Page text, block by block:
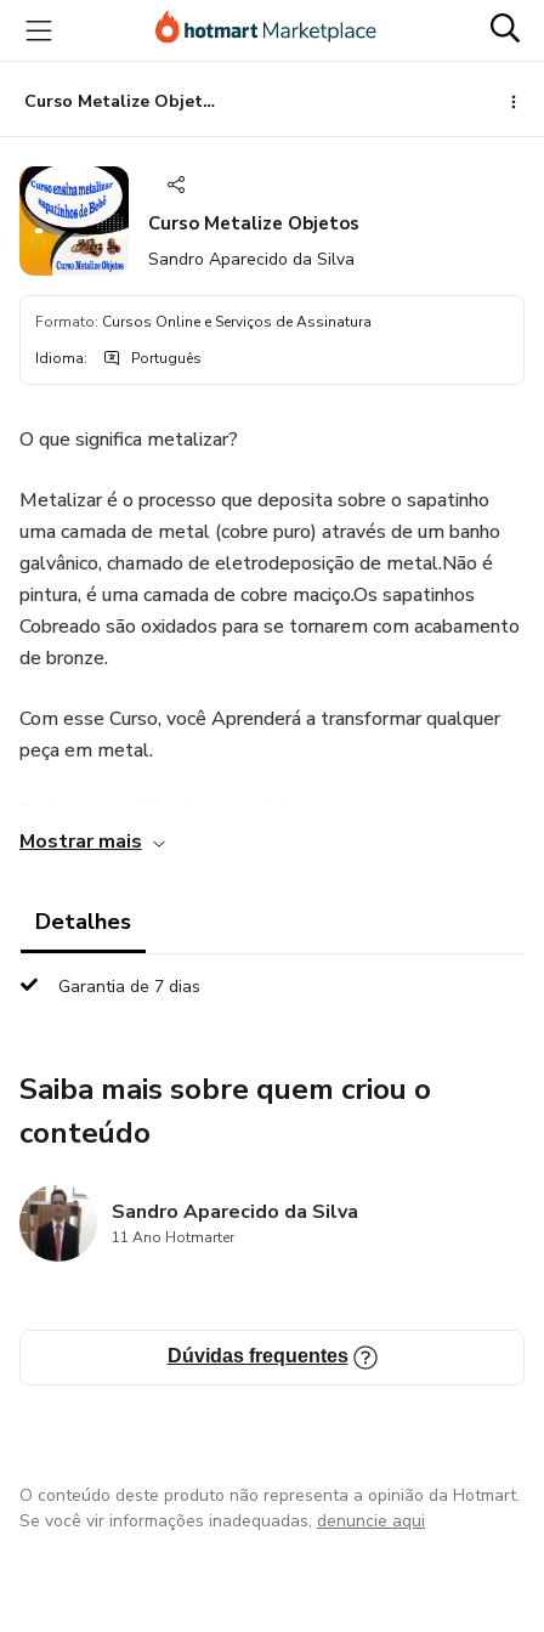
para
conteúdo
principal
para
pagamento
para
rodapé
Curso Metalize Objetos
Curso Metalize Objetos
Sandro Aparecido da Silva
Formato: Cursos Online e Serviços de Assinatura
Idioma: Português
O que significa metalizar?
Metalizar é o processo que deposita sobre o sapatinho
uma camada de metal (cobre puro) através de um banho
galvânico, chamado de eletrodeposição de metal.Não é
pintura, é uma camada de cobre maciço.Os sapatinhos
Cobreado são oxidados para se tornarem com acabamento
de bronze.
Com esse Curso, você Aprenderá a transformar qualquer
peça em metal.
plástico, gesso, pedras, tecidos, folhas vivas ou
metalizados e se tornarem verdadeiras obras de arte? É
muito.Que tal metalizar os primeiros sapatinhos do seu
filho para que eles fiquem guardados para sempre ? A
apresentação de dança?
Mostrar mais
Detalhes
Garantia de 7 dias
Saiba mais sobre quem criou o
conteúdo
Sandro Aparecido da Silva
11 Ano Hotmarter
Dúvidas frequentes
O conteúdo deste produto não representa a opinião da Hotmart.
Se você vir informações inadequadas, denuncie aqui